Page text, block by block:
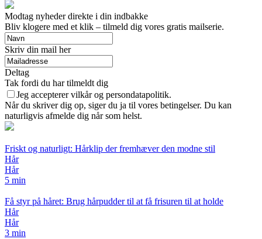
Modtag nyheder direkte i din indbakke
Bliv klogere med et klik – tilmeld dig vores gratis mailserie.
Skriv din mail her
Deltag
Tak fordi du har tilmeldt dig
Jeg accepterer vilkår og persondatapolitik.
Når du skriver dig op, siger du ja til vores betingelser. Du kan
naturligvis afmelde dig når som helst.
Friskt og naturligt: Hårklip der fremhæver den modne stil
Hår
Hår
5 min
Få styr på håret: Brug hårpudder til at få frisuren til at holde
Hår
Hår
3 min